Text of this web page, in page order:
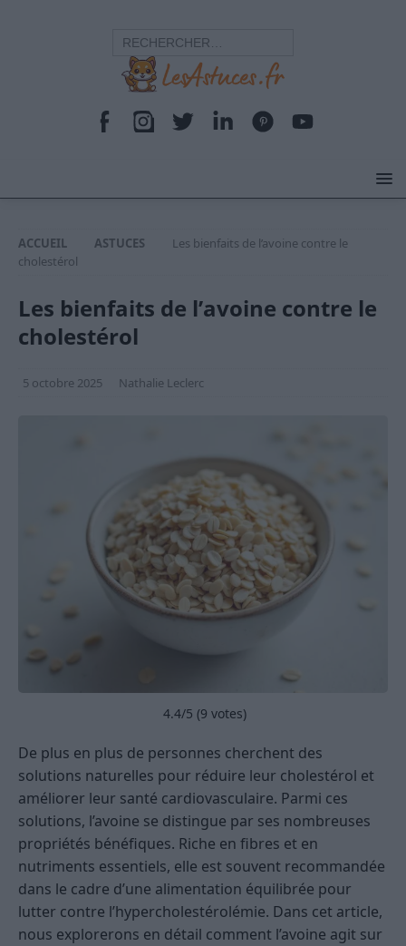
ACCUEIL ASTUCES
Les bienfaits de l’avoine contre le
cholestérol
Les bienfaits de l’avoine contre le
cholestérol
5 octobre 2025 Nathalie Leclerc
4.4/5 (9 votes)
De plus en plus de personnes cherchent des
solutions naturelles pour réduire leur cholestérol et
améliorer leur santé cardiovasculaire. Parmi ces
solutions, l’avoine se distingue par ses nombreuses
propriétés bénéfiques. Riche en fibres et en
nutriments essentiels, elle est souvent recommandée
dans le cadre d’une alimentation équilibrée pour
lutter contre l’hypercholestérolémie. Dans cet article,
nous explorerons en détail comment l’avoine agit sur